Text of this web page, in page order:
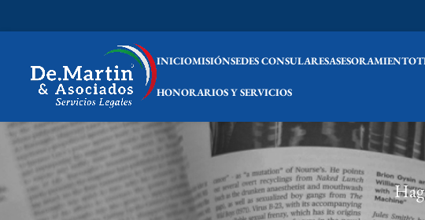
INICIOMISIÓNSEDES CONSULARESASESORAMIENTO
HONORARIOS Y SERVICIOS